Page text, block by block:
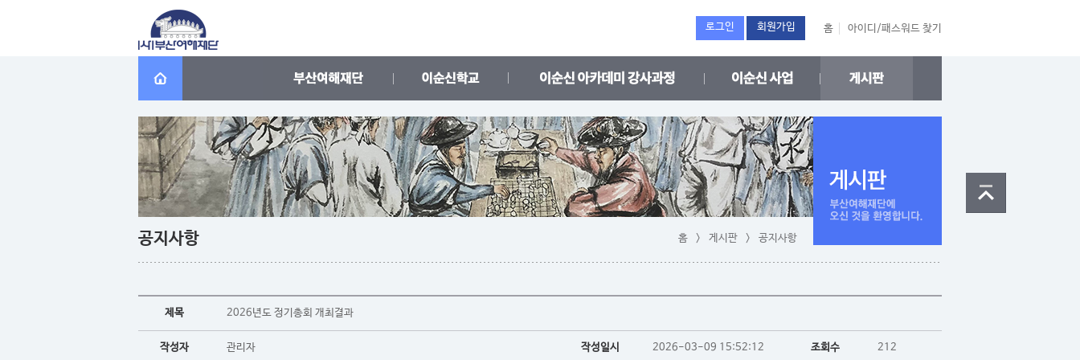
로그인 회원가입 홈 아이디/패스워드 찾기
공지사항 홈 > 게시판 > 공지사항
제목 2026년도 정기총회 개최결과
작성자 관리자 작성일시 2026-03-09 15:52:12 조회수 212